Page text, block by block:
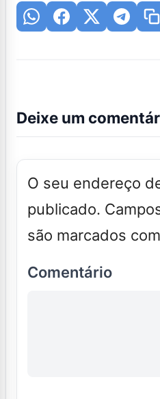
Deixe um
O seu endereço
publicado.
são marcados com
Comentário